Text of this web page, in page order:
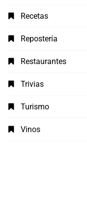
Recetas
Repostería
Restaurantes
Trivias
Turismo
Vinos